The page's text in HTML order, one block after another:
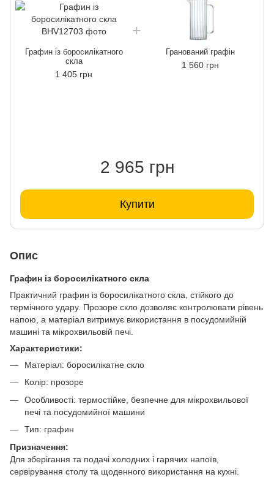
Графин із боросилікатного
скла
1 405 грн
Гранований графін
1 560 грн
2 965 грн
Купити
Опис
Графин із боросилікатного скла
Практичний графин із боросилікатного скла, стійкого до
термічного удару. Прозоре скло дозволяє контролювати рівень
напою, а матеріал витримує використання в посудомийній
машині та мікрохвильовій печі.
Характеристики:
Матеріал: боросилікатне скло
Колір: прозоре
Особливості: термостійке, безпечне для мікрохвильової
печі та посудомийної машини
Тип: графин
Призначення:
Для зберігання та подачі холодних і гарячих напоїв,
сервірування столу та щоденного використання на кухні.